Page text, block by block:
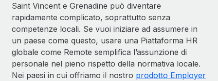
Saint Vincent e Grenadine può diventare
rapidamente complicato, soprattutto senza
competenze locali. Se vuoi iniziare ad assumere in
un paese come questo, usare una Piattaforma HR
globale come Remote semplifica l’assunzione di
personale nel pieno rispetto della normativa locale.
Nei paesi in cui offriamo il nostro prodotto Employer